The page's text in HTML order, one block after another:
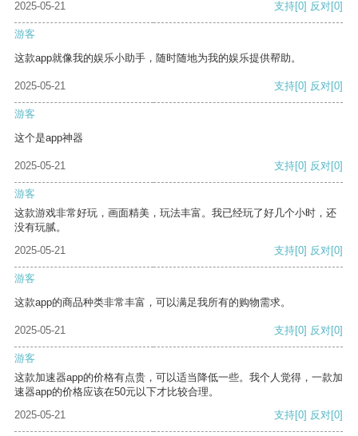
2025-05-21 支持[0] 反对[0]
游客
这款app就像我的娱乐小助手，随时随地为我的娱乐提供帮助。
2025-05-21 支持[0] 反对[0]
游客
这个是app神器
2025-05-21 支持[0] 反对[0]
游客
这款游戏非常好玩，画面精美，玩法丰富。我已经玩了好几个小时，还
没有玩腻。
2025-05-21
支持[0] 反对[0]
游客
这款app的商品种类非常丰富，可以满足我所有的购物需求。
2025-05-21 支持[0] 反对[0]
游客
这款加速器app的价格有点贵，可以适当降低一些。我个人觉得，一款加
速器app的价格应该在50元以下才比较合理。
2025-05-21
支持[0] 反对[0]